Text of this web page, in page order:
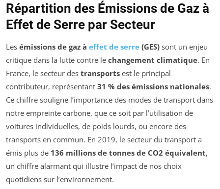
Répartition des Émissions de Gaz à
Effet de Serre par Secteur
Les émissions de gaz à effet de serre (GES) sont un enjeu
critique dans la lutte contre le changement climatique. En
France, le secteur des transports est le principal
contributeur, représentant 31 % des émissions nationales.
Ce chiffre souligne l’importance des modes de transport dans
notre empreinte carbone, que ce soit par l’utilisation de
voitures individuelles, de poids lourds, ou encore des
transports en commun. En 2019, le secteur du transport a
émis plus de 136 millions de tonnes de CO2 équivalent,
un chiffre alarmant qui illustre l’impact de nos choix
quotidiens sur l’environnement.